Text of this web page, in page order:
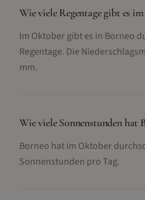
Wie viele Regentage gibt es
Im Oktober gibt es in Borneo
Regentage. Die
mm.
Wie viele Sonnenstunden hat
Borneo hat im Oktober
Sonnenstunden pro Tag.